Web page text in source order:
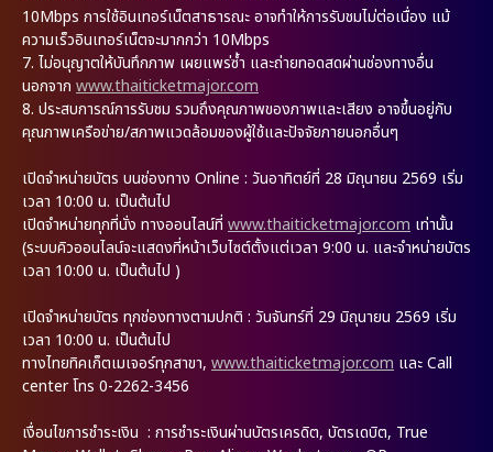
10Mbps การใช้อินเทอร์เน็ตสาธารณะ อาจทำให้การรับชมไม่ต่อเนื่อง แม้
ความเร็วอินเทอร์เน็ตจะมากกว่า 10Mbps
7. ไม่อนุญาตให้บันทึกภาพ เผยแพร่ซ้ำ และถ่ายทอดสดผ่านช่องทางอื่น
นอกจาก www.thaiticketmajor.com
8. ประสบการณ์การรับชม รวมถึงคุณภาพของภาพและเสียง อาจขึ้นอยู่กับ
คุณภาพเครือข่าย/สภาพแวดล้อมของผู้ใช้และปัจจัยภายนอกอื่นๆ
เปิดจำหน่ายบัตร บนช่องทาง Online : วันอาทิตย์ที่ 28 มิถุนายน 2569 เริ่ม
เวลา 10:00 น. เป็นต้นไป
เปิดจำหน่ายทุกที่นั่ง ทางออนไลน์ที่ www.thaiticketmajor.com เท่านั้น
(ระบบคิวออนไลน์จะแสดงที่หน้าเว็บไซต์ตั้งแต่เวลา 9:00 น. และจำหน่ายบัตร
เวลา 10:00 น. เป็นต้นไป )
เปิดจำหน่ายบัตร ทุกช่องทางตามปกติ : วันจันทร์ที่ 29 มิถุนายน 2569 เริ่ม
เวลา 10:00 น. เป็นต้นไป
ทางไทยทิคเก็ตเมเจอร์ทุกสาขา, www.thaiticketmajor.com และ Call
center โทร 0-2262-3456
เงื่อนไขการชำระเงิน : การชำระเงินผ่านบัตรเครดิต, บัตรเดบิต, True